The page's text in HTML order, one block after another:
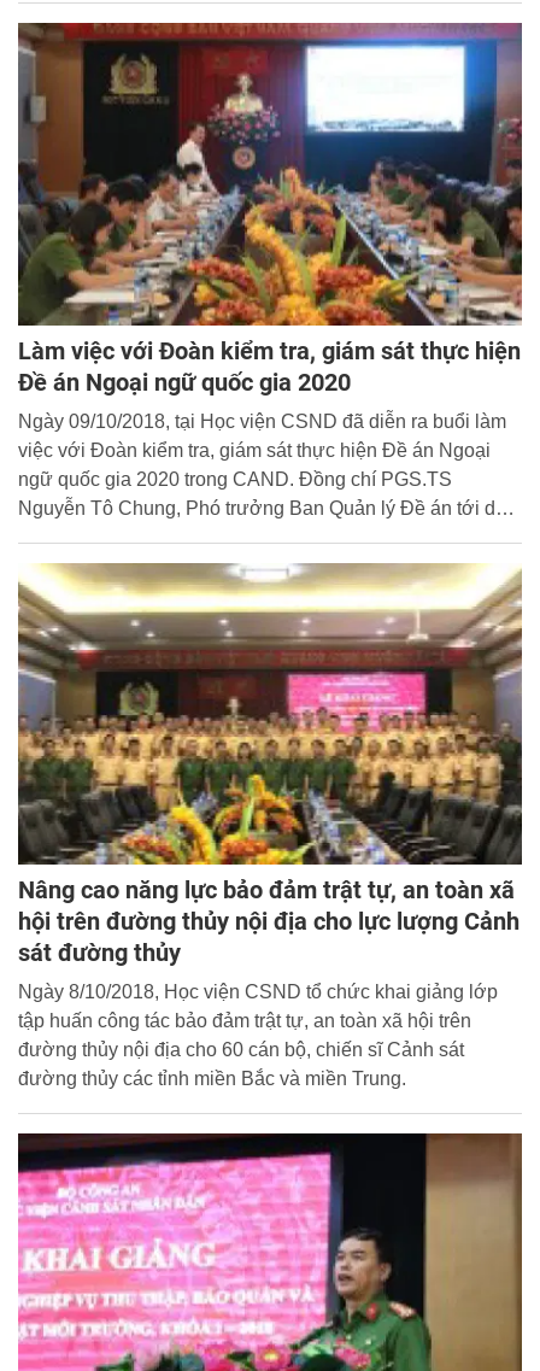
về việc bổ nhiệm Giám đốc Học viện.
Làm việc với Đoàn kiểm tra, giám sát thực hiện
Đề án Ngoại ngữ quốc gia 2020
Ngày 09/10/2018, tại Học viện CSND đã diễn ra buổi làm
việc với Đoàn kiểm tra, giám sát thực hiện Đề án Ngoại
ngữ quốc gia 2020 trong CAND. Đồng chí PGS.TS
Nguyễn Tô Chung, Phó trưởng Ban Quản lý Đề án tới dự
Nâng cao năng lực bảo đảm trật tự, an toàn xã
hội trên đường thủy nội địa cho lực lượng Cảnh
sát đường thủy
Ngày 8/10/2018, Học viện CSND tổ chức khai giảng lớp
tập huấn công tác bảo đảm trật tự, an toàn xã hội trên
đường thủy nội địa cho 60 cán bộ, chiến sĩ Cảnh sát
đường thủy các tỉnh miền Bắc và miền Trung.